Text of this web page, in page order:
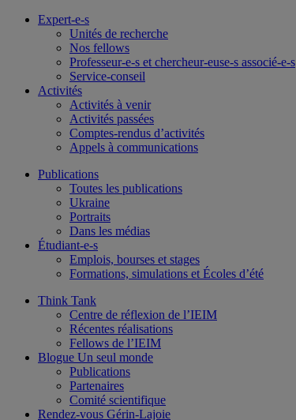
Expert-e-s
Unités de recherche
Nos fellows
Professeur-e-s et chercheur-euse-s associé-e-s
Service-conseil
Activités
Activités à venir
Activités passées
Comptes-rendus d’activités
Appels à communications
Publications
Toutes les publications
Ukraine
Portraits
Dans les médias
Étudiant-e-s
Emplois, bourses et stages
Formations, simulations et Écoles d’été
Think Tank
Centre de réflexion de l’IEIM
Récentes réalisations
Fellows de l’IEIM
Blogue Un seul monde
Publications
Partenaires
Comité scientifique
Rendez-vous Gérin-Lajoie